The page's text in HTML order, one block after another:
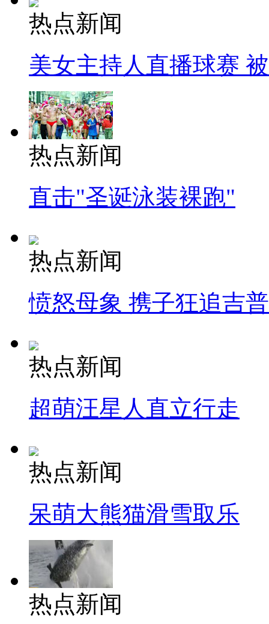
热点新闻
美女主持人直播球赛
热点新闻
直击"圣诞泳装裸跑"
热点新闻
愤怒母象 携子狂追吉
热点新闻
超萌汪星人直立行走
热点新闻
呆萌大熊猫滑雪取乐
热点新闻